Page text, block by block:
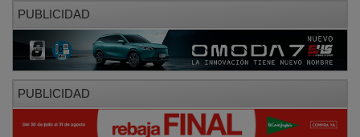
PUBLICIDAD
PUBLICIDAD